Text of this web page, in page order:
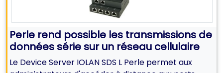
Perle rend possible les transmissions de
données série sur un réseau cellulaire
Le Device Server IOLAN SDS L Perle permet aux